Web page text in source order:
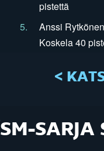
pistettä
5.
Anssi
Koskela 40
<
SM-SARJA